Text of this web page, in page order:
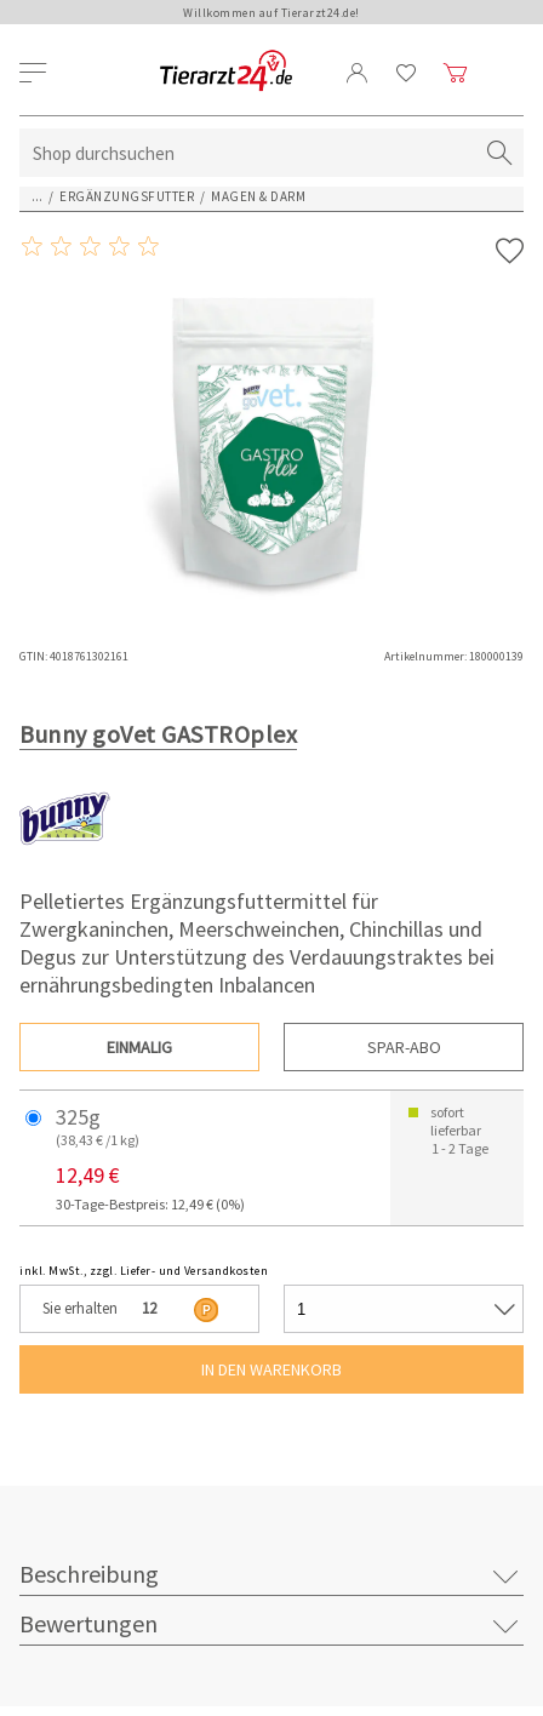
Willkommen auf Tierarzt24.de!
... / ERGÄNZUNGSFUTTER / MAGEN & DARM
GTIN:4018761302161 Artikelnummer:180000139
Bunny goVet GASTROplex
Pelletiertes Ergänzungsfuttermittel für
Zwergkaninchen, Meerschweinchen, Chinchillas und
Degus zur Unterstützung des Verdauungstraktes bei
ernährungsbedingten Inbalancen
EINMALIG SPAR-ABO
325g
(38,43 € /1 kg)
12,49 €
30-Tage-Bestpreis: 12,49 € (0%)
sofort
lieferbar
1 - 2 Tage
inkl. MwSt., zzgl. Liefer- und Versandkosten
Sie erhalten 12
Beschreibung
Bewertungen